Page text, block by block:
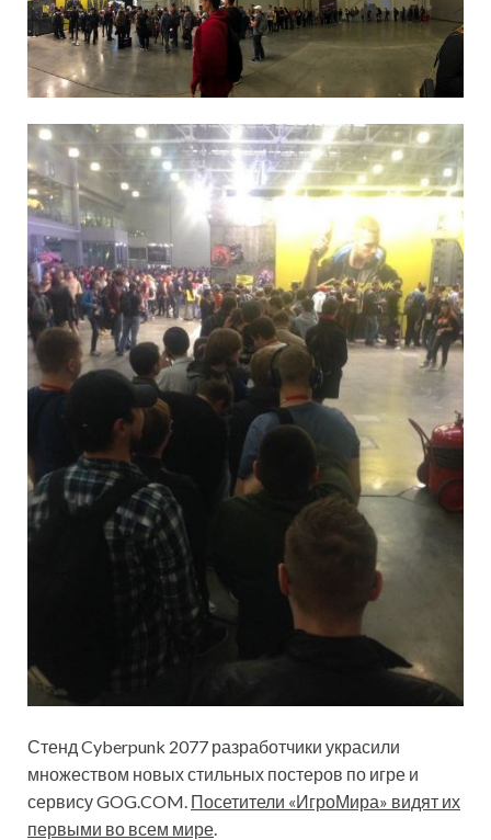
Стенд Cyberpunk 2077 разработчики украсили
множеством новых стильных постеров по игре и
сервису GOG.COM. Посетители «ИгроМира» видят их
первыми во всем мире